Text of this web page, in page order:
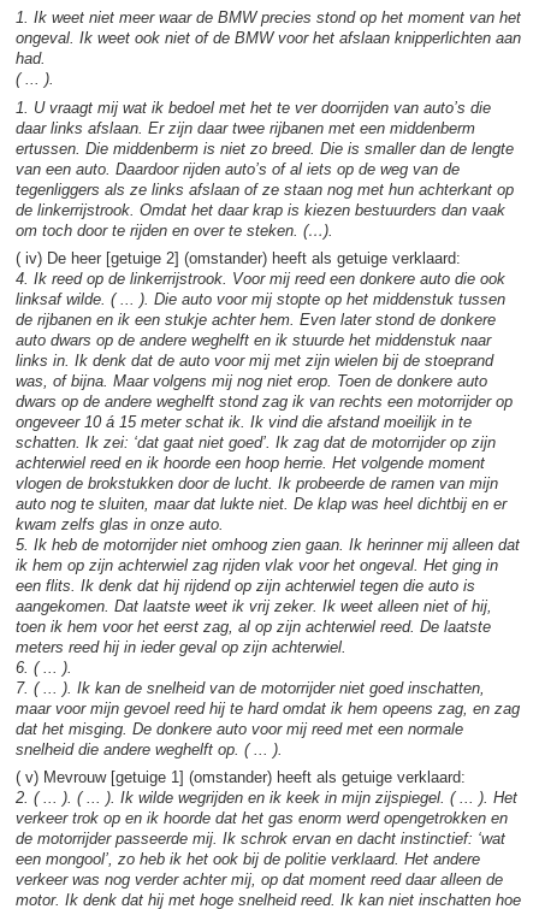
1. Ik weet niet meer waar de BMW precies stond op het moment van het
ongeval. Ik weet ook niet of de BMW voor het afslaan knipperlichten aan
had.
( ... ).
1. U vraagt mij wat ik bedoel met het te ver doorrijden van auto’s die
daar links afslaan. Er zijn daar twee rijbanen met een middenberm
ertussen. Die middenberm is niet zo breed. Die is smaller dan de lengte
van een auto. Daardoor rijden auto’s of al iets op de weg van de
tegenliggers als ze links afslaan of ze staan nog met hun achterkant op
de linkerrijstrook. Omdat het daar krap is kiezen bestuurders dan vaak
om toch door te rijden en over te steken. (…).
( iv) De heer [getuige 2] (omstander) heeft als getuige verklaard:
4. Ik reed op de linkerrijstrook. Voor mij reed een donkere auto die ook
linksaf wilde. ( ... ). Die auto voor mij stopte op het middenstuk tussen
de rijbanen en ik een stukje achter hem. Even later stond de donkere
auto dwars op de andere weghelft en ik stuurde het middenstuk naar
links in. Ik denk dat de auto voor mij met zijn wielen bij de stoeprand
was, of bijna. Maar volgens mij nog niet erop. Toen de donkere auto
dwars op de andere weghelft stond zag ik van rechts een motorrijder op
ongeveer 10 á 15 meter schat ik. Ik vind die afstand moeilijk in te
schatten. Ik zei: ‘dat gaat niet goed’. Ik zag dat de motorrijder op zijn
achterwiel reed en ik hoorde een hoop herrie. Het volgende moment
vlogen de brokstukken door de lucht. Ik probeerde de ramen van mijn
auto nog te sluiten, maar dat lukte niet. De klap was heel dichtbij en er
kwam zelfs glas in onze auto.
5. Ik heb de motorrijder niet omhoog zien gaan. Ik herinner mij alleen dat
ik hem op zijn achterwiel zag rijden vlak voor het ongeval. Het ging in
een flits. Ik denk dat hij rijdend op zijn achterwiel tegen die auto is
aangekomen. Dat laatste weet ik vrij zeker. Ik weet alleen niet of hij,
toen ik hem voor het eerst zag, al op zijn achterwiel reed. De laatste
meters reed hij in ieder geval op zijn achterwiel.
6. ( ... ).
7. ( ... ). Ik kan de snelheid van de motorrijder niet goed inschatten,
maar voor mijn gevoel reed hij te hard omdat ik hem opeens zag, en zag
dat het misging. De donkere auto voor mij reed met een normale
snelheid die andere weghelft op. ( ... ).
( v) Mevrouw [getuige 1] (omstander) heeft als getuige verklaard:
2. ( ... ). ( ... ). Ik wilde wegrijden en ik keek in mijn zijspiegel. ( ... ). Het
verkeer trok op en ik hoorde dat het gas enorm werd opengetrokken en
de motorrijder passeerde mij. Ik schrok ervan en dacht instinctief: ‘wat
een mongool’, zo heb ik het ook bij de politie verklaard. Het andere
verkeer was nog verder achter mij, op dat moment reed daar alleen de
motor. Ik denk dat hij met hoge snelheid reed. Ik kan niet inschatten hoe